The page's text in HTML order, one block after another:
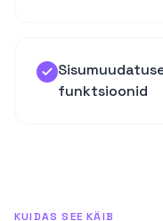
funktsioonid
KUIDAS SEE KÄIB